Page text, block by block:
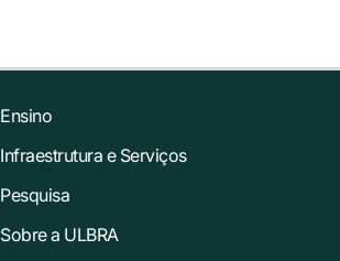
Ensino
Infraestrutura e Serviços
Pesquisa
Sobre a ULBRA